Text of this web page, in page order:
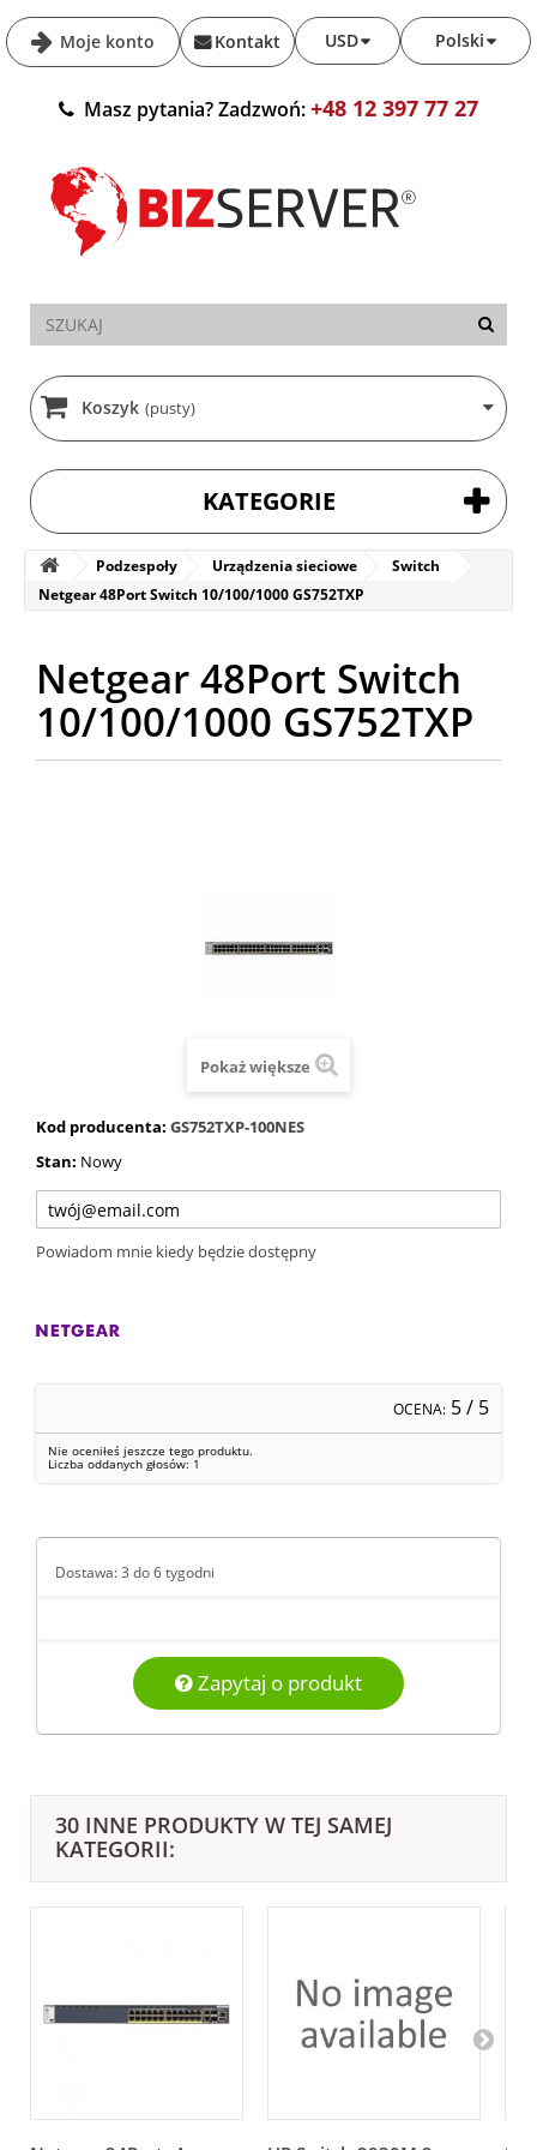
Moje konto Polski
USD
Kontakt
Masz pytania? Zadzwoń:+48 12 397 77 27
Koszyk (pusty)
KATEGORIE
Podzespoły Urządzenia sieciowe
Switch
Netgear 48Port Switch 10/100/1000 GS752TXP
Netgear 48Port Switch
10/100/1000 GS752TXP
Pokaż większe
Kod producenta: GS752TXP-100NES
Stan: Nowy
Powiadom mnie kiedy będzie dostępny
OCENA: 5/ 5
Nie oceniłeś jeszcze tego produktu.
Liczba oddanych głosów: 1
Dostawa: 3 do 6 tygodni
Zapytaj o produkt
30 INNE PRODUKTY W TEJ SAMEJ
KATEGORII: